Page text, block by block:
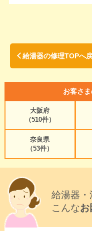
給湯器の修理TOPへ
お客さ
大阪府
（510件）
奈良県
（53件）
給湯器・
こんなお